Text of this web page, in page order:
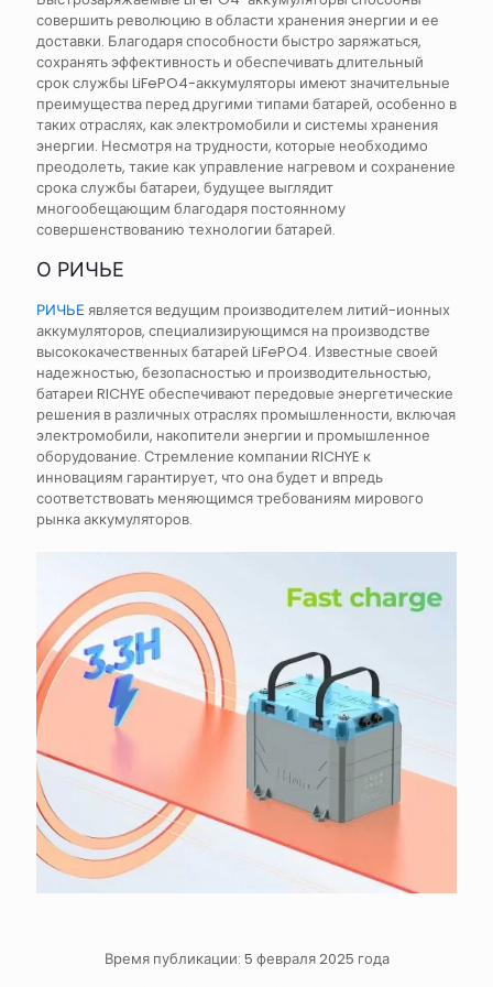
совершить революцию в области хранения энергии и ее
доставки. Благодаря способности быстро заряжаться,
сохранять эффективность и обеспечивать длительный
срок службы LiFePO4-аккумуляторы имеют значительные
преимущества перед другими типами батарей, особенно в
таких отраслях, как электромобили и системы хранения
энергии. Несмотря на трудности, которые необходимо
преодолеть, такие как управление нагревом и сохранение
срока службы батареи, будущее выглядит
многообещающим благодаря постоянному
совершенствованию технологии батарей.
О РИЧЬЕ
РИЧЬЕ является ведущим производителем литий-ионных
аккумуляторов, специализирующимся на производстве
высококачественных батарей LiFePO4. Известные своей
надежностью, безопасностью и производительностью,
батареи RICHYE обеспечивают передовые энергетические
решения в различных отраслях промышленности, включая
электромобили, накопители энергии и промышленное
оборудование. Стремление компании RICHYE к
инновациям гарантирует, что она будет и впредь
соответствовать меняющимся требованиям мирового
рынка аккумуляторов.
Время публикации: 5 февраля 2025 года